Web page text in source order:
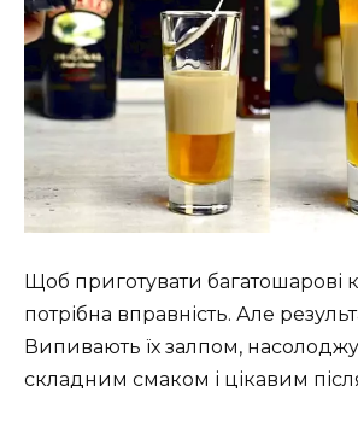
Щоб приготувати багатошарові
потрібна вправність. Але
Випивають їх залпом,
складним смаком і цікавим